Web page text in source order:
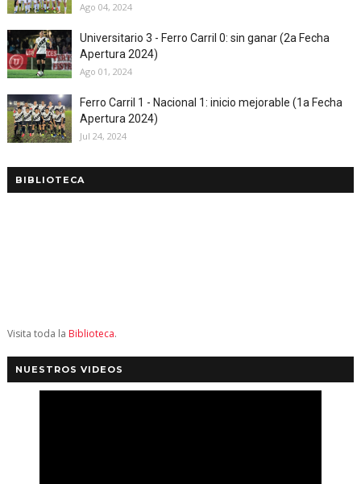
Ago 04, 2024
Universitario 3 - Ferro Carril 0: sin ganar (2a Fecha
Apertura 2024)
Ago 01, 2024
Ferro Carril 1 - Nacional 1: inicio mejorable (1a Fecha
Apertura 2024)
Jul 24, 2024
BIBLIOTECA
Visita toda la Biblioteca.
NUESTROS VIDEOS